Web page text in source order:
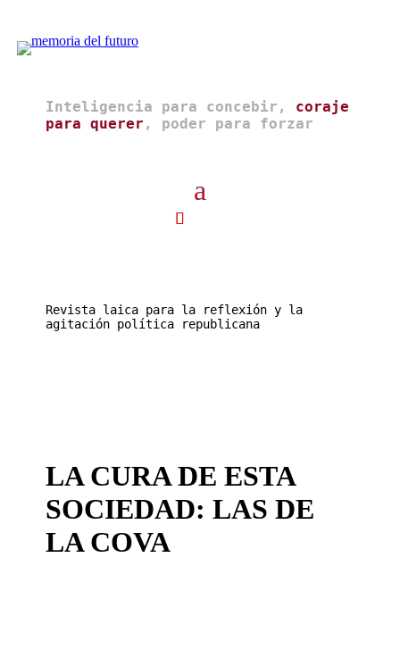
Inteligencia para concebir, coraje
para querer , poder para forzar
Revista laica para la reflexión y la
agitación política republicana
LA CURA DE ESTA
SOCIEDAD: LAS DE
LA COVA